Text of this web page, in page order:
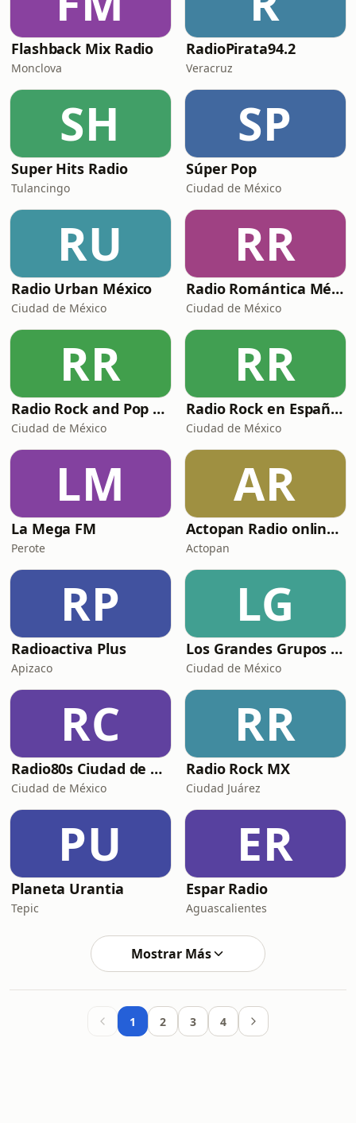
Flashback Mix Radio
Monclova
RadioPirata94.2
Veracruz
SH
Super Hits Radio
Tulancingo
SP
Súper Pop
Ciudad de México
RU
Radio Urban México
Ciudad de México
RR
Radio Romántica México
Ciudad de México
RR
Radio Rock and Pop México
Ciudad de México
RR
Radio Rock en Español México
Ciudad de México
LM
La Mega FM
Perote
AR
Actopan Radio online /Alternativa
Actopan
RP
Radioactiva Plus
Apizaco
LG
Los Grandes Grupos Radio
Ciudad de México
RC
Radio80s Ciudad de Mexico
Ciudad de México
RR
Radio Rock MX
Ciudad Juárez
PU
Planeta Urantia
Tepic
ER
Espar Radio
Aguascalientes
Mostrar Más
1 2 3 4